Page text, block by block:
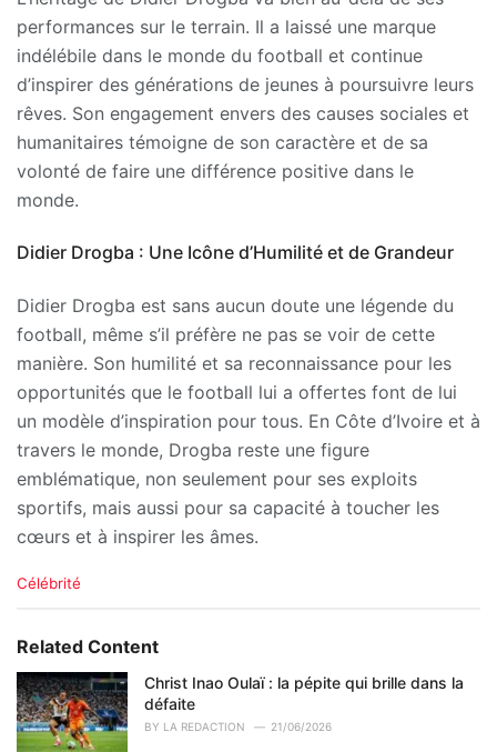
performances sur le terrain. Il a laissé une marque
indélébile dans le monde du football et continue
d’inspirer des générations de jeunes à poursuivre leurs
rêves. Son engagement envers des causes sociales et
humanitaires témoigne de son caractère et de sa
volonté de faire une différence positive dans le
monde.
Didier Drogba : Une Icône d’Humilité et de Grandeur
Didier Drogba est sans aucun doute une légende du
football, même s’il préfère ne pas se voir de cette
manière. Son humilité et sa reconnaissance pour les
opportunités que le football lui a offertes font de lui
un modèle d’inspiration pour tous. En Côte d’Ivoire et à
travers le monde, Drogba reste une figure
emblématique, non seulement pour ses exploits
sportifs, mais aussi pour sa capacité à toucher les
cœurs et à inspirer les âmes.
C
e
o
r
i
e
Célébrité
Related Content
Christ Inao Oulaï : la pépite qui brille dans la
défaite
BY LA REDACTION 21/06/2026